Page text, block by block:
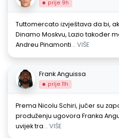
prije 9h
Tuttomercato izvještava da bi,
Dinamo Moskvu, Lazio također
Andreu Pinamonti... VIŠE
Frank Anguissa
prije 11h
Prema Nicolu Schiri, jučer su
produženju ugovora Franka
uvijek tra... VIŠE